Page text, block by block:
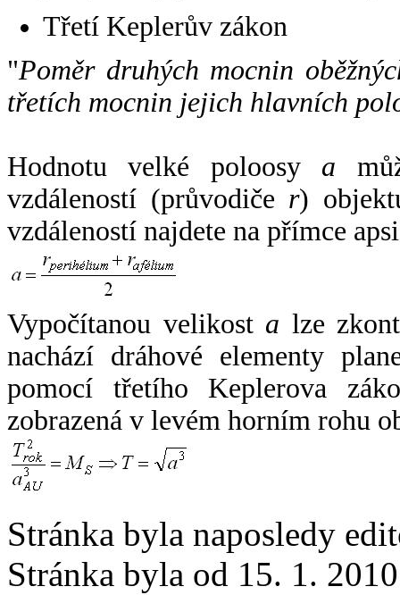
Třetí Keplerův zákon
"Poměr druhých mocnin
třetích mocnin jejich hlavních
Hodnotu velké poloosy a
vzdáleností (průvodiče r)
vzdáleností najdete na přímce
Vypočítanou velikost a lze
nachází dráhové elementy
pomocí třetího Keplerova
zobrazená v levém horním rohu
Stránka byla naposledy
Stránka byla od 15. 1.